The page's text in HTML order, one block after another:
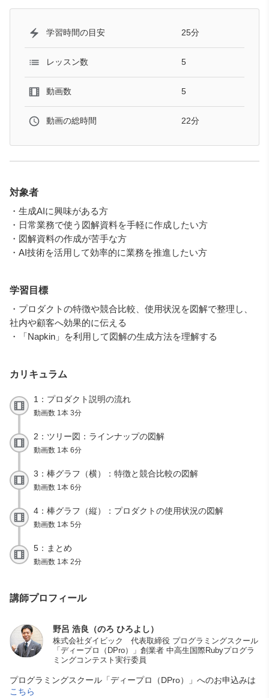
学習時間の目安 25分
レッスン数 5
動画数 5
動画の総時間 22分
対象者
・生成AIに興味がある方
・日常業務で使う図解資料を手軽に作成したい方
・図解資料の作成が苦手な方
・AI技術を活用して効率的に業務を推進したい方
学習目標
・プロダクトの特徴や競合比較、使用状況を図解で整理し、
社内や顧客へ効果的に伝える
・「Napkin」を利用して図解の生成方法を理解する
カリキュラム
1：プロダクト説明の流れ
動画数 1本 3分
2：ツリー図：ラインナップの図解
動画数 1本 6分
3：棒グラフ（横）：特徴と競合比較の図解
動画数 1本 6分
4：棒グラフ（縦）：プロダクトの使用状況の図解
動画数 1本 5分
5：まとめ
動画数 1本 2分
講師プロフィール
野呂 浩良（のろ ひろよし）
株式会社ダイビック 代表取締役 プログラミングスクール
「ディープロ（DPro）」創業者 中高生国際Rubyプログラ
ミングコンテスト実行委員
プログラミングスクール「ディープロ（DPro）」へのお申込みは
こちら